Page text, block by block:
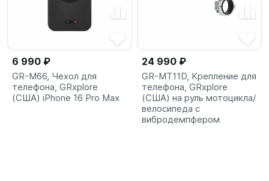
6 990 ₽
GR-M66, Чехол для
телефона, GRxplore
(США) iPhone 16 Pro Max
24 990 ₽
GR-MT11D, Крепление для
телефона, GRxplore
(США) на руль мотоцикла/
велосипеда с
вибродемпфером